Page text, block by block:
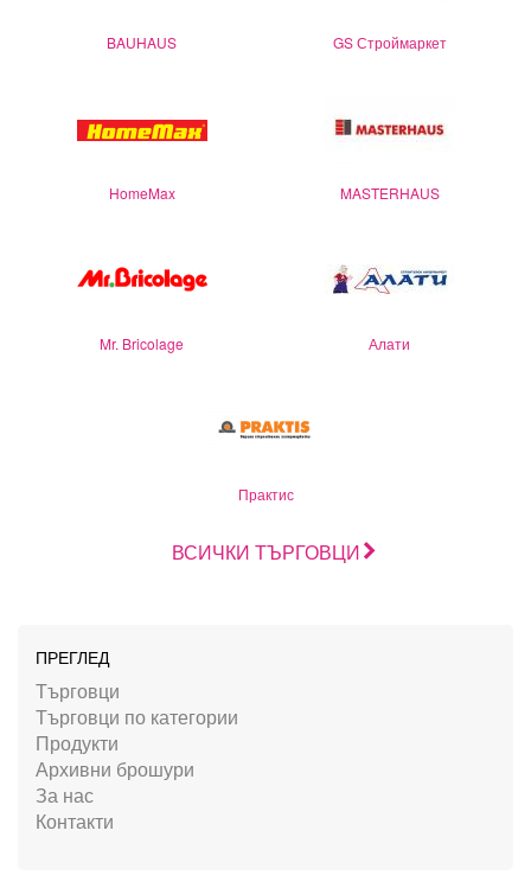
BAUHAUS GS Строймаркет
HomeMax MASTERHAUS
Mr. Bricolage Алати
Практис
ВСИЧКИ ТЪРГОВЦИ
ПРЕГЛЕД
Търговци
Търговци по категории
Продукти
Архивни брошури
За нас
Контакти